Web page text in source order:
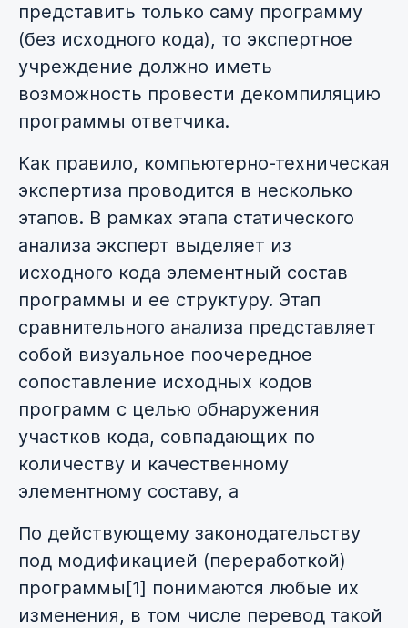
представить только саму программу
(без исходного кода), то экспертное
учреждение должно иметь
возможность провести декомпиляцию
программы ответчика.
Как правило, компьютерно-техническая
экспертиза проводится в несколько
этапов. В рамках этапа статического
анализа эксперт выделяет из
исходного кода элементный состав
программы и ее структуру. Этап
сравнительного анализа представляет
собой визуальное поочередное
сопоставление исходных кодов
программ с целью обнаружения
участков кода, совпадающих по
количеству и качественному
элементному составу, а
По действующему законодательству
под модификацией (переработкой)
программы[1] понимаются любые их
изменения, в том числе перевод такой